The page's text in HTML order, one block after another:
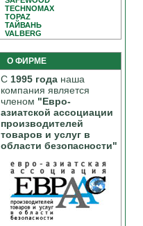
TECHNOMAX
TOPAZ
ТАЙВАНЬ
VALBERG
О ФИРМЕ
С 1995 года наша
компания является
членом "Евро-
азиатской ассоциации
производителей
товаров и услуг в
области безопасности"